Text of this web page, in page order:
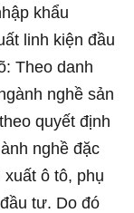
khẩu
linh kiện đầu
Theo danh
nghề sản
quyết định
nghề đặc
ô tô, phụ
tư. Do đó